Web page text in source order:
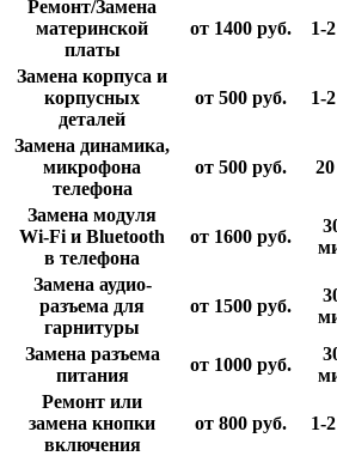
Ремонт/Замена
материнской
платы
от 1400 руб. 1-
Замена корпуса и
корпусных
деталей
от 500руб. 1-
Замена динамика,
микрофона
телефона
от 500руб.
Замена модуля
Wi-Fi и Bluetooth
в телефона
от 1600руб.
Замена аудио-
разъема для
гарнитуры
от 1500руб.
Замена разъема
питания
от 1000руб.
Ремонт или
замена кнопки
включения
от 800руб. 1-